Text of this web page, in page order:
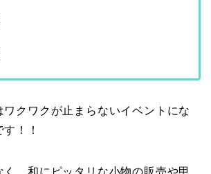
ワクワクが止まらないイベントにな
！！